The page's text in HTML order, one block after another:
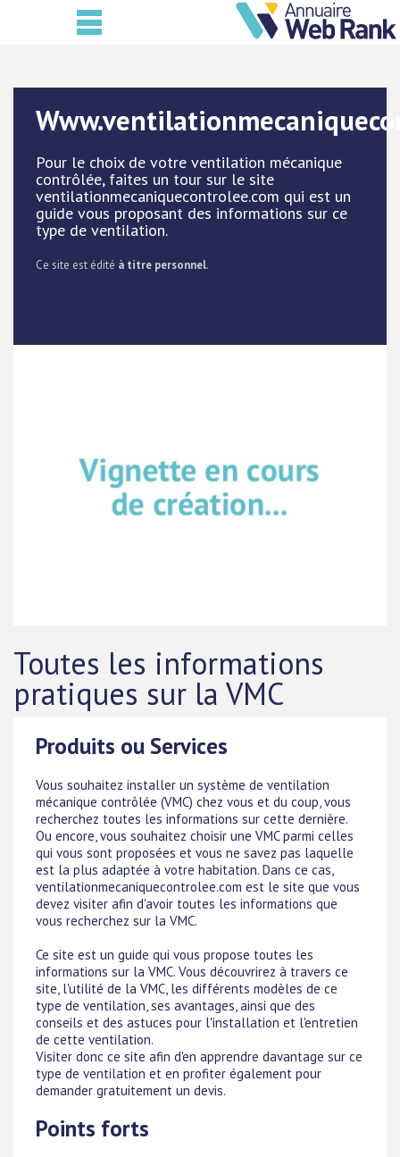
Pour le choix de votre ventilation mécanique
contrôlée, faites un tour sur le site
ventilationmecaniquecontrolee.com qui est un
guide vous proposant des informations sur ce
type de ventilation.
Ce site est édité à titre personnel.
Toutes les informations
pratiques sur la VMC
Produits ou Services
Vous souhaitez installer un système de ventilation
mécanique contrôlée (VMC) chez vous et du coup, vous
recherchez toutes les informations sur cette dernière.
Ou encore, vous souhaitez choisir une VMC parmi celles
qui vous sont proposées et vous ne savez pas laquelle
est la plus adaptée à votre habitation. Dans ce cas,
ventilationmecaniquecontrolee.com est le site que vous
devez visiter afin d'avoir toutes les informations que
vous recherchez sur la VMC.
Ce site est un guide qui vous propose toutes les
informations sur la VMC. Vous découvrirez à travers ce
site, l'utilité de la VMC, les différents modèles de ce
type de ventilation, ses avantages, ainsi que des
conseils et des astuces pour l'installation et l'entretien
de cette ventilation.
Visiter donc ce site afin d'en apprendre davantage sur ce
type de ventilation et en profiter également pour
demander gratuitement un devis.
Points forts